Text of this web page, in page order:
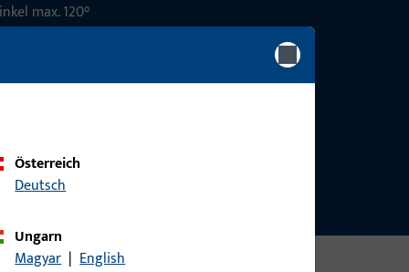
max. 120°
Österreich
Deutsch
Ungarn
Magyar | English